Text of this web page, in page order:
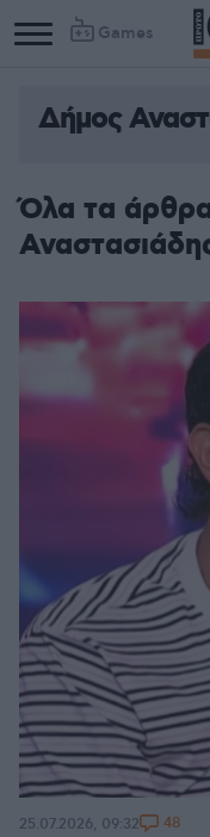
Games
Δήμος
Όλα τα
25.07.2026, 09:32 48